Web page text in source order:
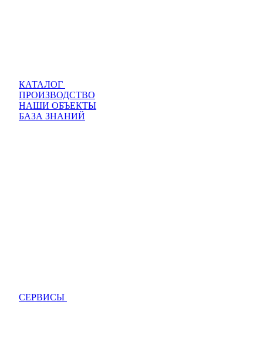
КАТАЛОГ
ПРОИЗВОДСТВО
НАШИ ОБЪЕКТЫ
БАЗА ЗНАНИЙ
СЕРВИСЫ